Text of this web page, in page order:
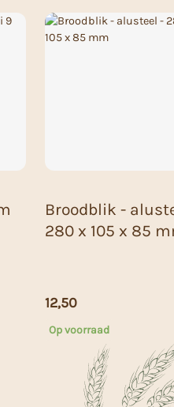
Broodblik -
280 x 105 x 85
12,50
Op voorraad